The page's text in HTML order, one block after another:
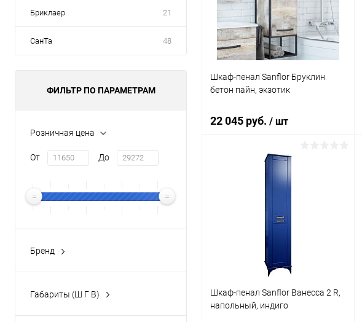
Бриклаер 21
СанТа 48
ФИЛЬТР ПО ПАРАМЕТРАМ
Розничная цена
От До
Бренд
Габариты (Ш Г В)
В избранное Под заказ
Шкаф-пенал Sanflor Бруклин
бетон пайн, экзотик
22 045 руб. / шт
В корзину
Шкаф-пенал Sanflor Ванесса 2 R,
напольный, индиго